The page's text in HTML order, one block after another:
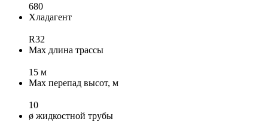
680
Хладагент
R32
Max длина трассы
15 м
Max перепад высот, м
10
ø жидкостной трубы